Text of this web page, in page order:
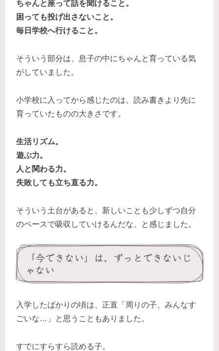
ちゃんと座って話を聞けること。
困っても投げ出さないこと。
毎日学校へ行けること。
そういう部分は、息子の中にちゃんと育っている気
がしていました。
小学校に入ってから感じたのは、読み書きより先に
育っていたものの大きさです。
生活リズム。
遊ぶ力。
人と関わる力。
失敗しても立ち直る力。
そういう土台があると、新しいことも少しずつ自分
のペースで吸収していけるんだな、と感じました。
「今できない」は、ずっとできないじ
ゃない
入学したばかりの頃は、正直「周りの子、みんなす
ごいな…」と思うこともありました。
すでにすらすら読める子。